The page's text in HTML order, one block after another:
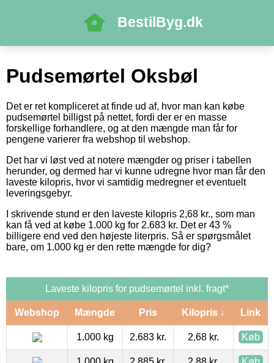
BestilByg.dk
Pudsemørtel Oksbøl
Det er ret kompliceret at finde ud af, hvor man kan købe
pudsemørtel billigst på nettet, fordi der er en masse
forskellige forhandlere, og at den mængde man får for
pengene varierer fra webshop til webshop.
Det har vi løst ved at notere mængder og priser i tabellen
herunder, og dermed har vi kunne udregne hvor man får den
laveste kilopris, hvor vi samtidig medregner et eventuelt
leveringsgebyr.
I skrivende stund er den laveste kilopris 2,68 kr., som man
kan få ved at købe 1.000 kg for 2.683 kr. Det er 43 %
billigere end ved den højeste literpris. Så er spørgsmålet
bare, om 1.000 kg er den rette mængde for dig?
Laveste kilopris for pudsemørtel inkl. fragt*
Webshop Mængde Pris Kilopris ↓ Link
1.000 kg 2.683 kr. 2,68 kr. Køb